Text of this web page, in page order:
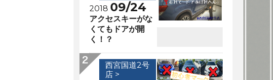
2018 09/24
アクセスキーがな
くてもドアが開
く！？
西宮国道2号
店 >